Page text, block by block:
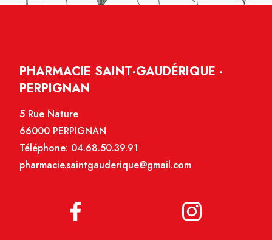
PHARMACIE SAINT-GAUDÉRIQUE -
PERPIGNAN
5 Rue Nature
66000 PERPIGNAN
Téléphone: 04.68.50.39.91
pharmacie.saintgauderique@gmail.com